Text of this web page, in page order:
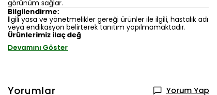
görünüm sağlar.
Bilgilendirme:
İlgili yasa ve yönetmelikler gereği ürünler ile ilgili, hastalık adı
veya endikasyon belirterek tanıtım yapılmamaktadır.
Ürünlerimiz ilaç değ
Devamını Göster
Yorumlar Yorum Yap